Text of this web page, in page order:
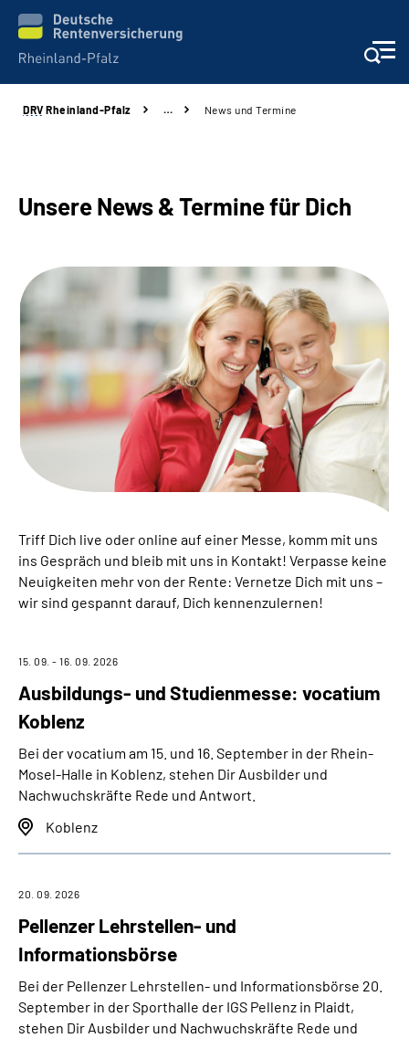
Unsere Leistungen
Karriere
Presse
Über uns
Inhalte in Gebärdensprache (DGS)
Leichte Sprache
Mein Kundenportal
DRV Rheinland-Pfalz … News und Termine
Unsere News & Termine für Dich
Triff Dich live oder online auf einer Messe, komm mit uns
ins Gespräch und bleib mit uns in Kontakt! Verpasse keine
Neuigkeiten mehr von der Rente: Vernetze Dich mit uns –
wir sind gespannt darauf, Dich kennenzulernen!
Ausbildungs- und Studienmesse: vocatium
Koblenz
15. 09. - 16. 09. 2026
Bei der vocatium am 15. und 16. September in der Rhein-
Mosel-Halle in Koblenz, stehen Dir Ausbilder und
Nachwuchskräfte Rede und Antwort.
Koblenz
Pellenzer Lehrstellen- und
Informationsbörse
20. 09. 2026
Bei der Pellenzer Lehrstellen- und Informationsbörse 20.
September in der Sporthalle der IGS Pellenz in Plaidt,
stehen Dir Ausbilder und Nachwuchskräfte Rede und